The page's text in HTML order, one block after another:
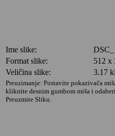
Ime slike:
Format slike:
512 x
Veličina slike:
3.17
Preuzimanje: Postavite pokazivača
kliknite desnim gumbom miša i
Preuzmite Sliku.